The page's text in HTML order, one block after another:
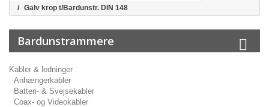
Galv krop t/Bardunstr. DIN 148
Bardunstrammere
Kabler & ledninger
Anhængerkabler
Batteri- & Svejsekabler
Coax- og Videokabler